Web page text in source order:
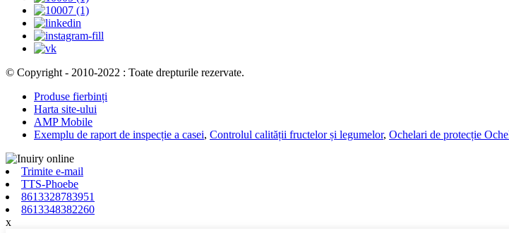
© Copyright - 2010-2022 : Toate drepturile rezervate.
Produse fierbinți
Harta site-ului
AMP Mobile
Exemplu de raport de inspecție a casei, Controlul calității fructelor și legumelor, Ochelari de protecție
Trimite e-mail
TTS-Phoebe
8613328783951
8613348382260
x